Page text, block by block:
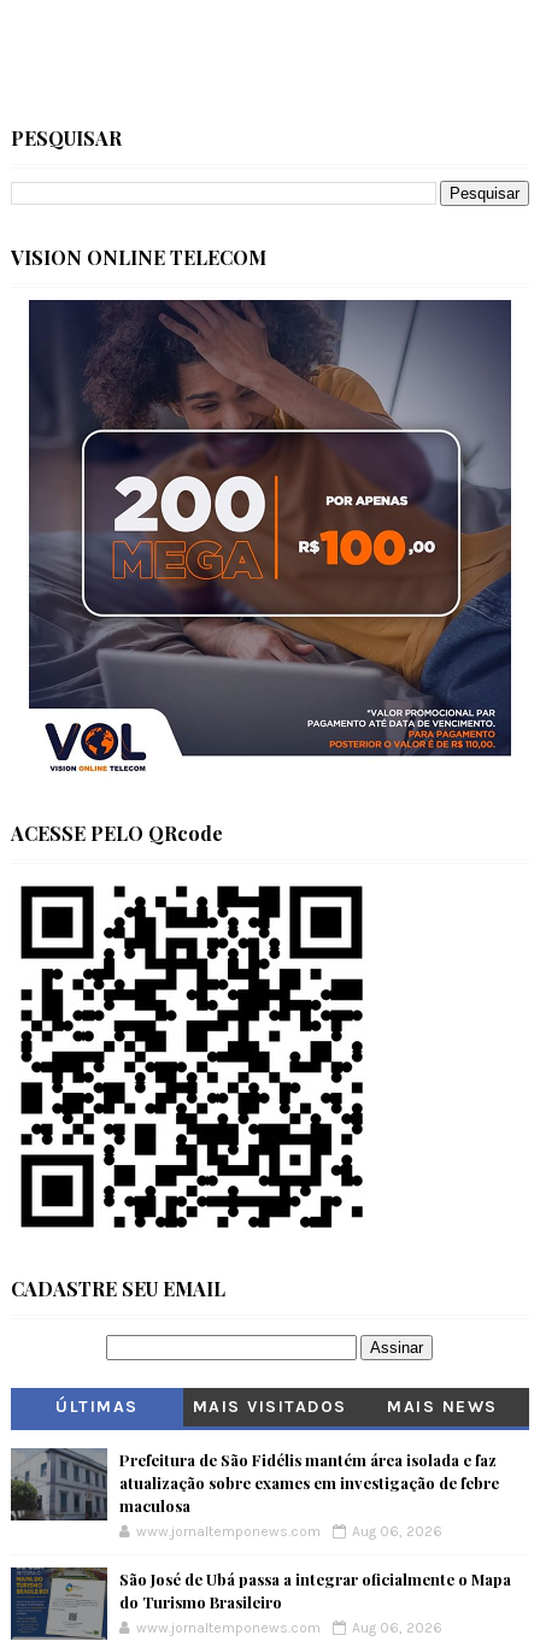
PESQUISAR
VISION ONLINE TELECOM
ACESSE PELO QRcode
CADASTRE SEU EMAIL
ÚLTIMAS MAIS VISITADOS MAIS NEWS
Prefeitura de São Fidélis mantém área isolada e faz
atualização sobre exames em investigação de febre
maculosa
www.jornaltemponews.com Aug 06, 2026
São José de Ubá passa a integrar oficialmente o Mapa
do Turismo Brasileiro
www.jornaltemponews.com Aug 06, 2026